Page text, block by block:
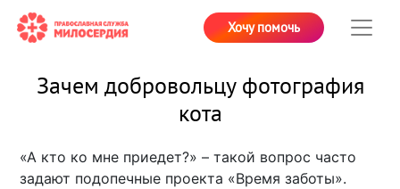
Хочу помочь
Зачем добровольцу фотография
кота
«А кто ко мне приедет?» – такой вопрос часто
задают подопечные проекта «Время заботы».